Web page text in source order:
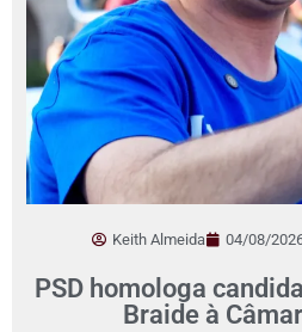
Keith Almeida 04/08/
PSD homologa
Braide à